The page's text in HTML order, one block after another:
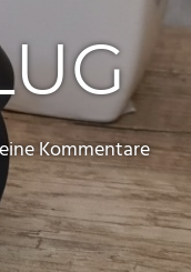
Kommentare